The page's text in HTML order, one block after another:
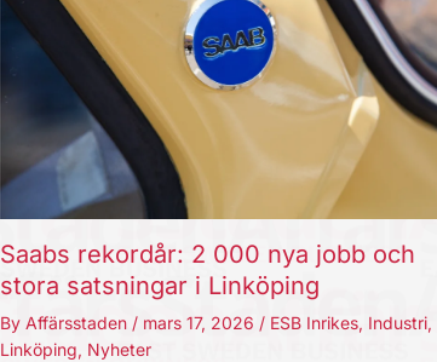
Saabs rekordår: 2 000 nya jobb och
stora satsningar i Linköping
By Affärsstaden / mars 17, 2026 / ESB Inrikes, Industri,
Linköping, Nyheter